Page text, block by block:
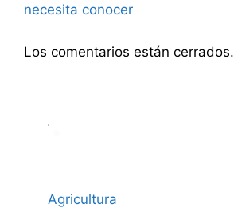
necesita conocer
Los comentarios están cerrados.
Agricultura